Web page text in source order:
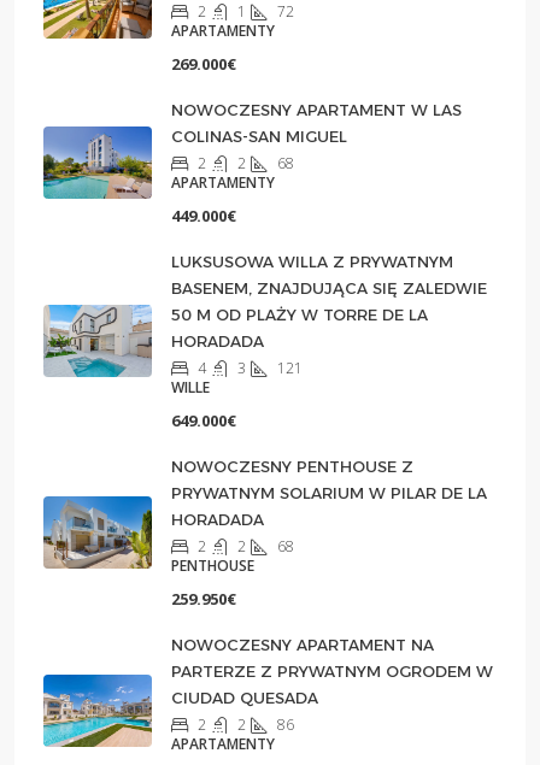
2 1
72
APARTAMENTY
269.000€
NOWOCZESNY APARTAMENT W LAS
COLINAS-SAN MIGUEL
2 2
68
APARTAMENTY
449.000€
LUKSUSOWA WILLA Z PRYWATNYM
BASENEM, ZNAJDUJĄCA SIĘ ZALEDWIE
50 M OD PLAŻY W TORRE DE LA
HORADADA
4 3
121
WILLE
649.000€
NOWOCZESNY PENTHOUSE Z
PRYWATNYM SOLARIUM W PILAR DE LA
HORADADA
2 2
68
PENTHOUSE
259.950€
NOWOCZESNY APARTAMENT NA
PARTERZE Z PRYWATNYM OGRODEM W
CIUDAD QUESADA
2 2
86
APARTAMENTY